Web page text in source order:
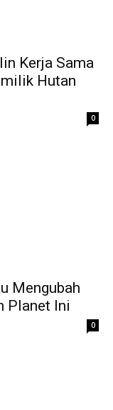
Kerja Sama
Hutan
0
Mengubah
Planet Ini
0